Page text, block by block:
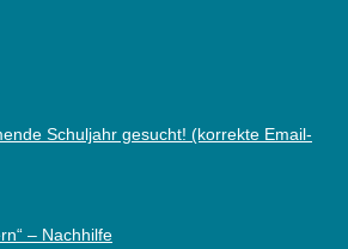
Schuljahr gesucht! (korrekte Email-
– Nachhilfe